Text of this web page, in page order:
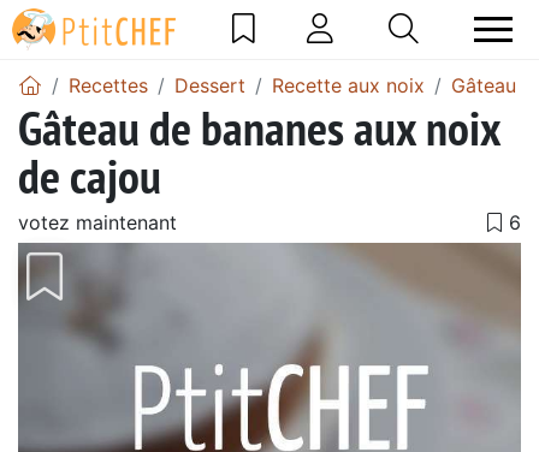
Recettes Dessert Recette aux noix Gâteau
Gâteau de bananes aux noix
de cajou
votez maintenant